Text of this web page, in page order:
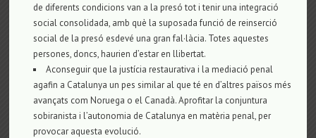
de diferents condicions van a la presó tot i tenir una integració
social consolidada, amb què la suposada funció de reinserció
social de la presó esdevé una gran fal·làcia. Totes aquestes
persones, doncs, haurien d’estar en llibertat.
Aconseguir que la justícia restaurativa i la mediació penal
agafin a Catalunya un pes similar al que té en d’altres països més
avançats com Noruega o el Canadà. Aprofitar la conjuntura
sobiranista i l’autonomia de Catalunya en matèria penal, per
provocar aquesta evolució.